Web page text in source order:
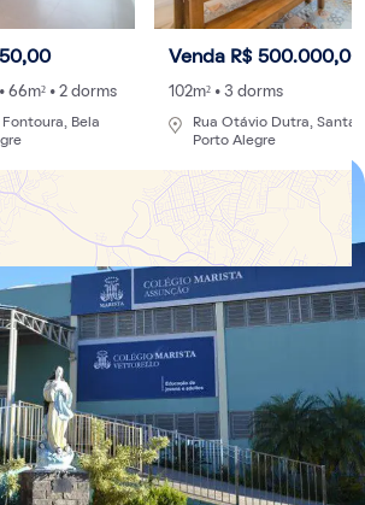
no ENEM
2022 às 15:06
às 10:59
66m² • 2 dorms
Bela
Venda R$ 500.000,00
102m² • 3 dorms
Rua Otávio Dutra, Santa
Porto Alegre